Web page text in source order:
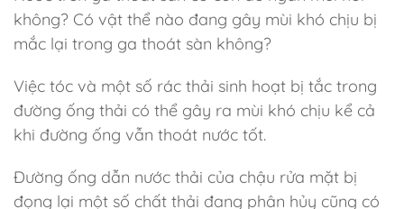
không? Có vật thể nào đang gây mùi khó chịu bị
mắc lại trong ga thoát sàn không?
Việc tóc và một số rác thải sinh hoạt bị tắc trong
đường ống thải có thể gây ra mùi khó chịu kể cả
khi đường ống vẫn thoát nước tốt.
Đường ống dẫn nước thải của chậu rửa mặt bị
đọng lại một số chất thải đang phân hủy cũng có